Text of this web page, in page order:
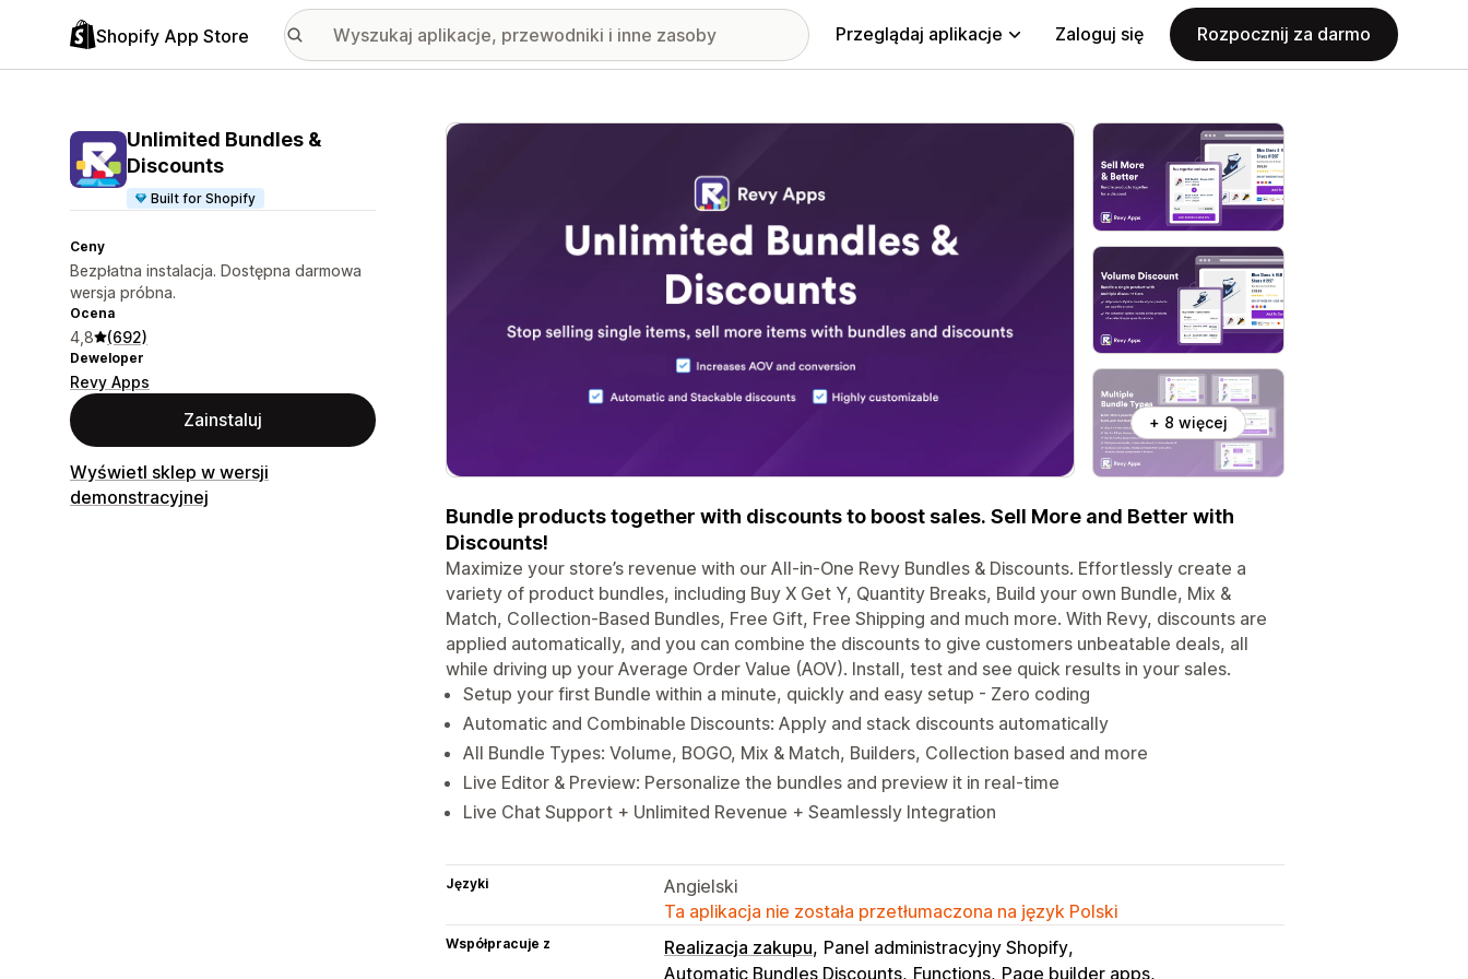
Shopify App Store Przeglądaj aplikacje Zaloguj się Rozpocznij za darmo
Unlimited Bundles &
Discounts
Built for Shopify
Ceny
Bezpłatna instalacja. Dostępna darmowa
wersja próbna.
Ocena
4,8 (692)
Deweloper
Revy Apps
Zainstaluj
Wyświetl sklep w wersji
demonstracyjnej
Wyróżnione obrazy w galerii
+ 8 więcej
Bundle products together with discounts to boost sales. Sell More and Better with
Discounts!
Maximize your store’s revenue with our All-in-One Revy Bundles & Discounts. Effortlessly create a
variety of product bundles, including Buy X Get Y, Quantity Breaks, Build your own Bundle, Mix &
Match, Collection-Based Bundles, Free Gift, Free Shipping and much more. With Revy, discounts are
applied automatically, and you can combine the discounts to give customers unbeatable deals, all
while driving up your Average Order Value (AOV). Install, test and see quick results in your sales.
Setup your first Bundle within a minute, quickly and easy setup - Zero coding
Automatic and Combinable Discounts: Apply and stack discounts automatically
All Bundle Types: Volume, BOGO, Mix & Match, Builders, Collection based and more
Live Editor & Preview: Personalize the bundles and preview it in real-time
Live Chat Support + Unlimited Revenue + Seamlessly Integration
Języki
Angielski
Ta aplikacja nie została przetłumaczona na język Polski
Współpracuje z Realizacja zakupu Panel administracyjny Shopify
Automatic Bundles Discounts Functions Page builder apps